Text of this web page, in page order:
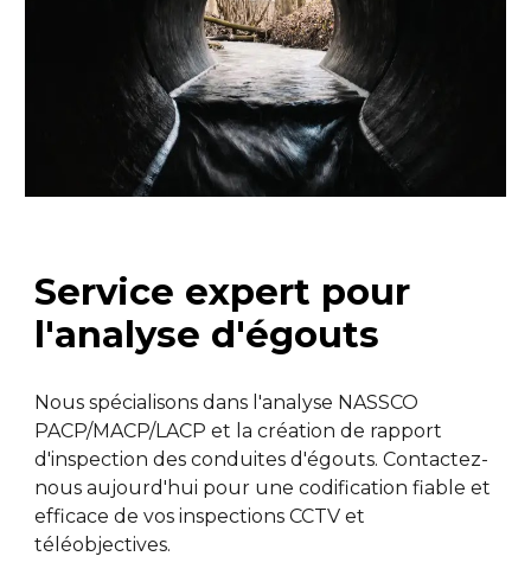
Service expert pour
l'analyse d'égouts
Nous spécialisons dans l'analyse NASSCO
PACP/MACP/LACP et la création de rapport
d'inspection des conduites d'égouts. Contactez-
nous aujourd'hui pour une codification fiable et
efficace de vos inspections CCTV et
téléobjectives.